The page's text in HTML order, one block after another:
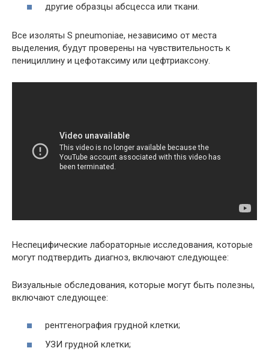
другие образцы абсцесса или ткани.
Все изоляты S pneumoniae, независимо от места
выделения, будут проверены на чувствительность к
пенициллину и цефотаксиму или цефтриаксону.
Неспецифические лабораторные исследования, которые
могут подтвердить диагноз, включают следующее:
Визуальные обследования, которые могут быть полезны,
включают следующее:
рентгенография грудной клетки;
УЗИ грудной клетки;